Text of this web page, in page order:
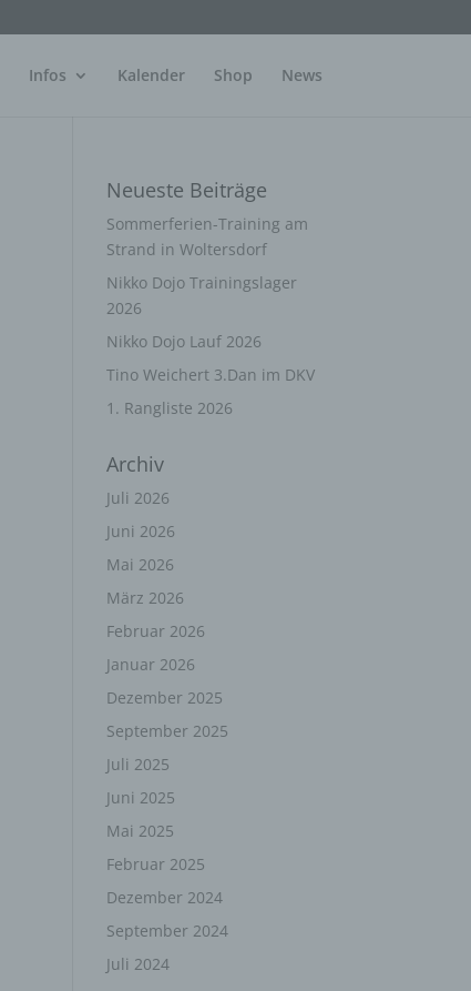
Infos Kalender Shop News
Neueste Beiträge
Sommerferien-Training am
Strand in Woltersdorf
Nikko Dojo Trainingslager
2026
Nikko Dojo Lauf 2026
Tino Weichert 3.Dan im DKV
1. Rangliste 2026
Archiv
Juli 2026
Juni 2026
Mai 2026
März 2026
Februar 2026
Januar 2026
Dezember 2025
September 2025
Juli 2025
Juni 2025
Mai 2025
Februar 2025
Dezember 2024
September 2024
Juli 2024